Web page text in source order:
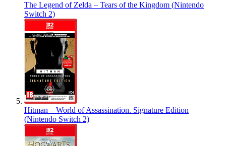
The Legend of Zelda – Tears of the Kingdom (Nintendo
Switch 2)
Hitman – World of Assassination. Signature Edition
(Nintendo Switch 2)